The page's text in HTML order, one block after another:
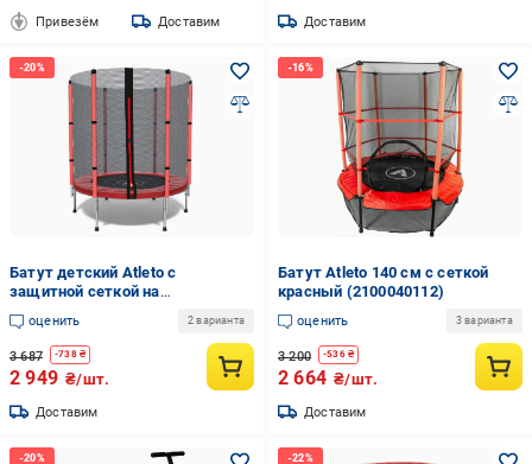
Привезём Доставим Доставим
Батут детский Atleto с
защитной сеткой на
металлических опорах 140 см
Красный (132-76-21000401)
оценить 2 варианта
3 687 -738₴
2 949 ₴/шт.
Доставим
Батут Atleto 140 см с сеткой
красный (2100040112)
оценить 3 варианта
3 200 -536₴
2 664 ₴/шт.
Доставим